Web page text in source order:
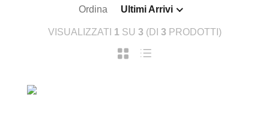
Ordina Ultimi Arrivi
VISUALIZZATI 1 SU 3 (DI 3 PRODOTTI)